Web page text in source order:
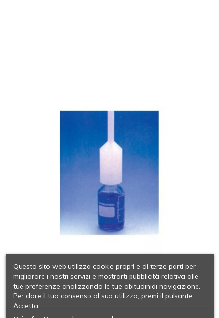
Questo sito web utilizza cookie propri e di terze parti per
migliorare i nostri servizi e mostrarti pubblicità relativa alle
tue preferenze analizzando le tue abitudinidi navigazione.
Per dare il tuo consenso al suo utilizzo, premi il pulsante
Accetta.